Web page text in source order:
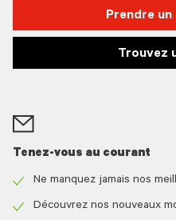
Prendre
Trouvez
Tenez-vous au courant
icon
Ne manquez jamais nos
Découvrez nos nouveaux